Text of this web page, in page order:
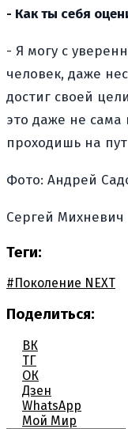
- Как ты себя
- Я могу с
человек, даже
достиг своей
это даже не сама
проходишь на
Фото: Андрей
Сергей Михневич
Теги:
#Поколение NEXT
Поделиться:
ВК
ТГ
ОК
Дзен
WhatsApp
Мой Мир